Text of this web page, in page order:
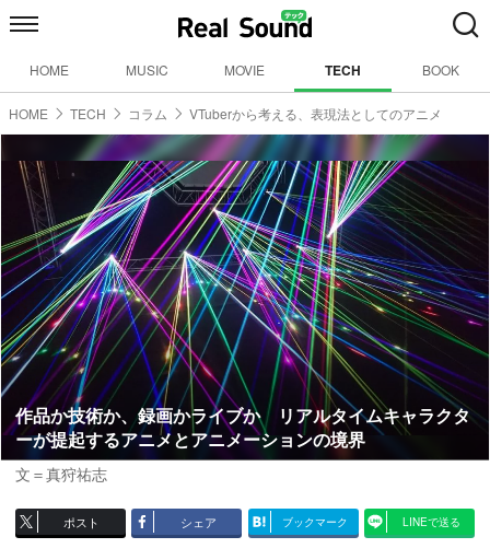
HOME MUSIC MOVIE TECH BOOK
HOME TECH コラム VTuberから考える、表現法としてのアニメ
作品か技術か、録画かライブか リアルタイムキャラクタ
ーが提起するアニメとアニメーションの境界
文＝真狩祐志
ポスト シェア ブックマーク LINEで送る